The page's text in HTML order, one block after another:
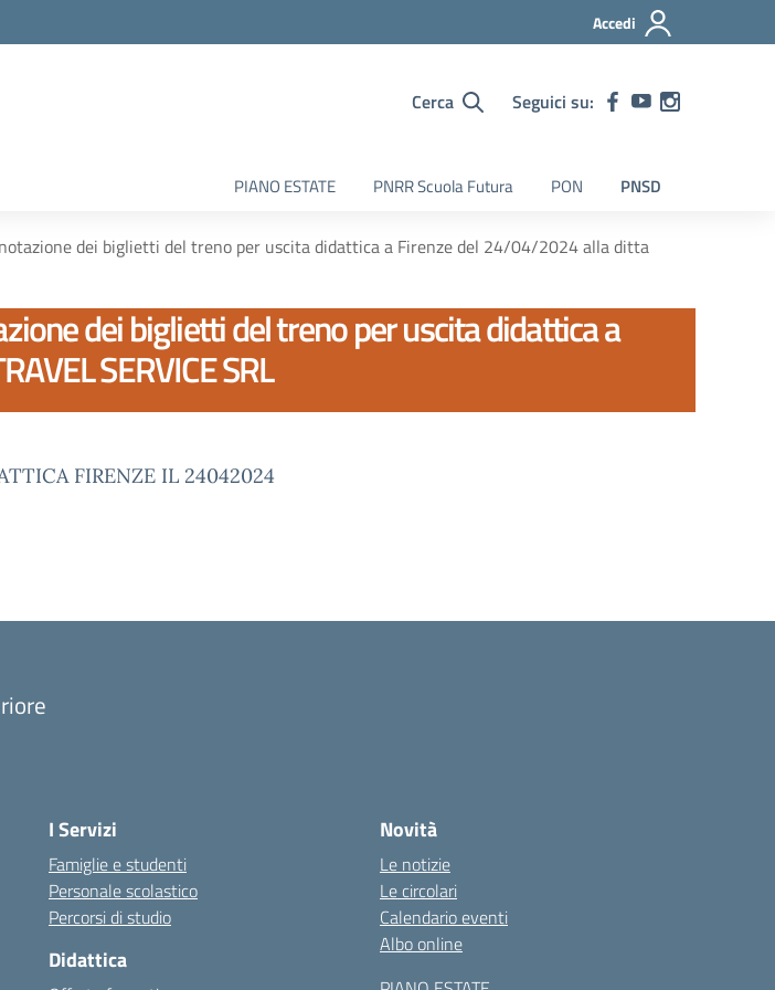
Accedi
Cerca Seguici su:
PIANO ESTATE PNRR Scuola Futura PON PNSD
dei biglietti del treno per uscita didattica a Firenze del 24/04/2024 alla ditta
dei biglietti del treno per uscita didattica a
SERVICE SRL
FIRENZE IL 24042024
I Servizi
Famiglie e studenti
Personale scolastico
Percorsi di studio
Didattica
Novità
Le notizie
Le circolari
Calendario eventi
Albo online